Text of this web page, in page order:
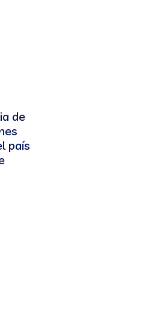
de
país